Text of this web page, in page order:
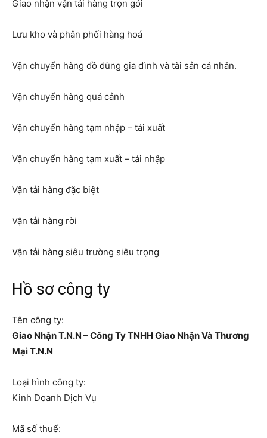
Giao nhận vận tải hàng trọn gói
Lưu kho và phân phối hàng hoá
Vận chuyển hàng đồ dùng gia đình và tài sản cá nhân.
Vận chuyển hàng quá cảnh
Vận chuyển hàng tạm nhập – tái xuất
Vận chuyển hàng tạm xuất – tái nhập
Vận tải hàng đặc biệt
Vận tải hàng rời
Vận tải hàng siêu trường siêu trọng
Hồ sơ công ty
Tên công ty:
Giao Nhận T.N.N – Công Ty TNHH Giao Nhận Và Thương
Mại T.N.N
Loại hình công ty:
Kinh Doanh Dịch Vụ
Mã số thuế: